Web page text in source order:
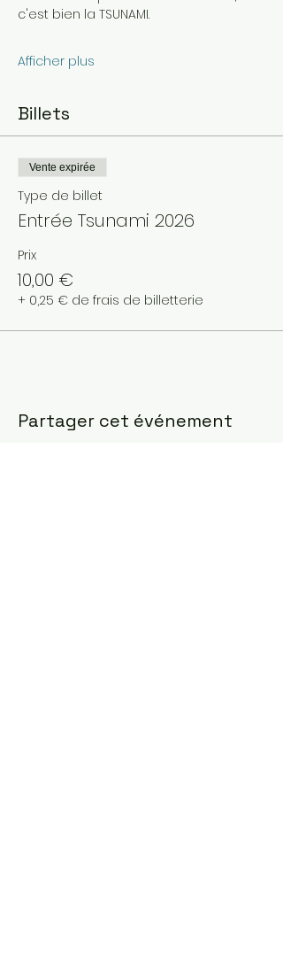
c'est bien la TSUNAMI.
Afficher plus
Billets
Vente expirée
Type de billet
Entrée Tsunami 2026
Prix
10,00 €
+ 0,25 € de frais de billetterie
Partager cet événement